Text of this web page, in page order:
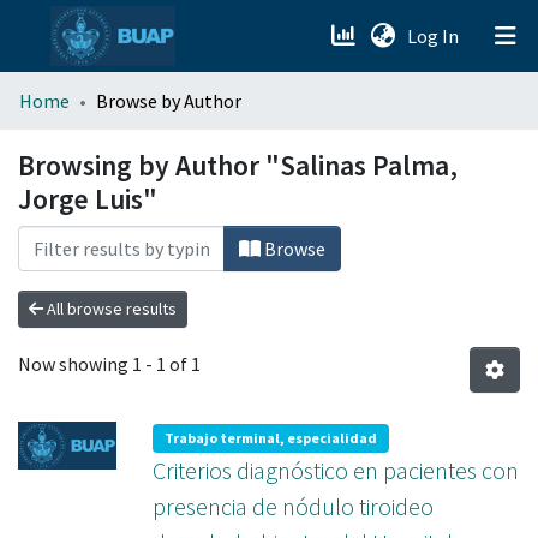
Log In (current)
menu.section.about_menu
All of DSpace
Home Browse by Author
Browsing by Author "Salinas Palma,
Jorge Luis"
Browse
All browse results
Now showing 1 - 1 of 1
Trabajo terminal, especialidad
Criterios diagnóstico en pacientes con
presencia de nódulo tiroideo